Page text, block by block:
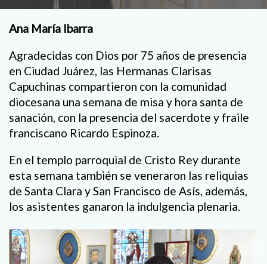
Ana María Ibarra
Agradecidas con Dios por 75 años de presencia
en Ciudad Juárez, las Hermanas Clarisas
Capuchinas compartieron con la comunidad
diocesana una semana de misa y hora santa de
sanación, con la presencia del sacerdote y fraile
franciscano Ricardo Espinoza.
En el templo parroquial de Cristo Rey durante
esta semana también se veneraron las reliquias
de Santa Clara y San Francisco de Asís, además,
los asistentes ganaron la indulgencia plenaria.